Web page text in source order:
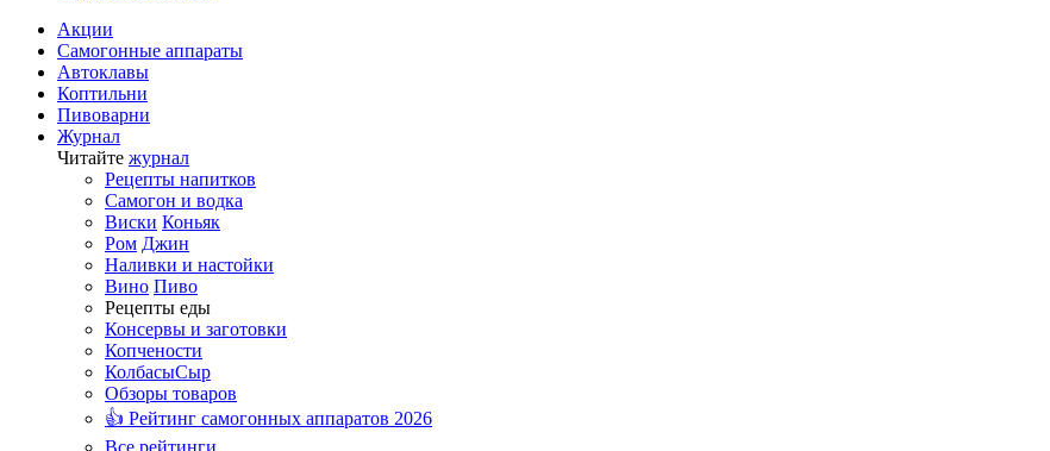
Акции
Самогонные аппараты
Автоклавы
Коптильни
Пивоварни
Журнал
Читайте журнал
Рецепты напитков
Самогон и водка
Виски Коньяк
Ром Джин
Наливки и настойки
Вино Пиво
Рецепты еды
Консервы и заготовки
Копчености
КолбасыСыр
Обзоры товаров
👍 Рейтинг самогонных аппаратов 2026
Все рейтинги